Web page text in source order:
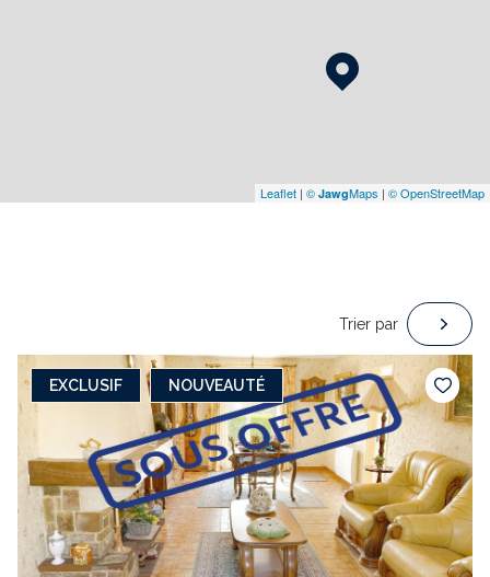
Leaflet | © JawgMaps | © OpenStreetMap
Trier par
EXCLUSIF NOUVEAUTÉ